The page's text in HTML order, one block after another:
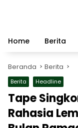
Home
Berita
Beranda Berita
Berita Headline
Tape
Rahasia